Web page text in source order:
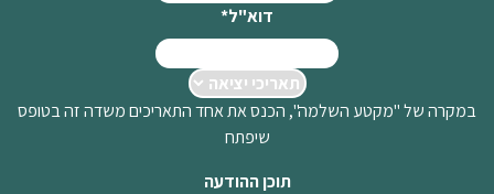
דוא"ל*
במקרה של "מקטע השלמה", הכנס את אחד התאריכים משדה זה בטופס
שיפתח
תוכן ההודעה